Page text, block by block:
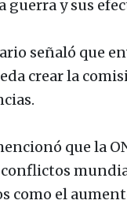
guerra y sus
señaló que
crear la
que la
como el